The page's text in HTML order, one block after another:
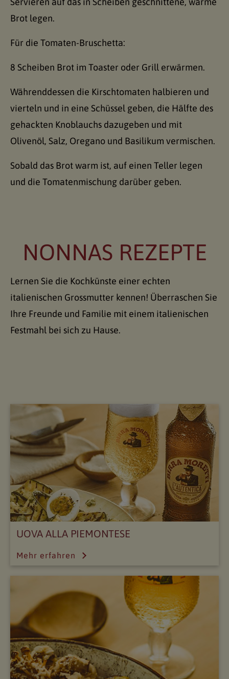
Brot legen.
Für die Tomaten-Bruschetta:
8 Scheiben Brot im Toaster oder Grill erwärmen.
Währenddessen die Kirschtomaten halbieren und
vierteln und in eine Schüssel geben, die Hälfte des
gehackten Knoblauchs dazugeben und mit
Olivenöl, Salz, Oregano und Basilikum vermischen.
Sobald das Brot warm ist, auf einen Teller legen
und die Tomatenmischung darüber geben.
NONNAS REZEPTE
Lernen Sie die Kochkünste einer echten
italienischen Grossmutter kennen! Überraschen Sie
Ihre Freunde und Familie mit einem italienischen
Festmahl bei sich zu Hause.
UOVA ALLA PIEMONTESE
Mehr erfahren